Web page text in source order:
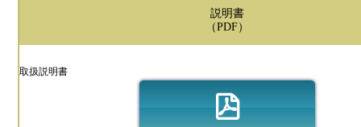
説明書
（PDF）
取扱説明書